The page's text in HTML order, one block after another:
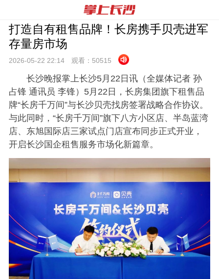
打造自有租售品牌！长房携手贝壳进军
存量房市场
2026-05-22 22:14 观看： 50515
长沙晚报掌上长沙5月22日讯（全媒体记者 孙
占锋 通讯员 李锋）5月22日，长房集团旗下租售品
牌“长房千万间”与长沙贝壳找房签署战略合作协议。
与此同时，“长房千万间”旗下八方小区店、半岛蓝湾
店、东旭国际店三家试点门店宣布同步正式开业，
开启长沙国企租售服务市场化新篇章。